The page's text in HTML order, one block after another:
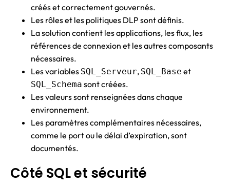
créés et correctement gouvernés.
Les rôles et les politiques DLP sont définis.
La solution contient les applications, les flux, les
références de connexion et les autres composants
nécessaires.
Les variables SQL_Serveur, SQL_Base et
SQL_Schema sont créées.
Les valeurs sont renseignées dans chaque
environnement.
Les paramètres complémentaires nécessaires,
comme le port ou le délai d’expiration, sont
documentés.
Côté SQL et sécurité